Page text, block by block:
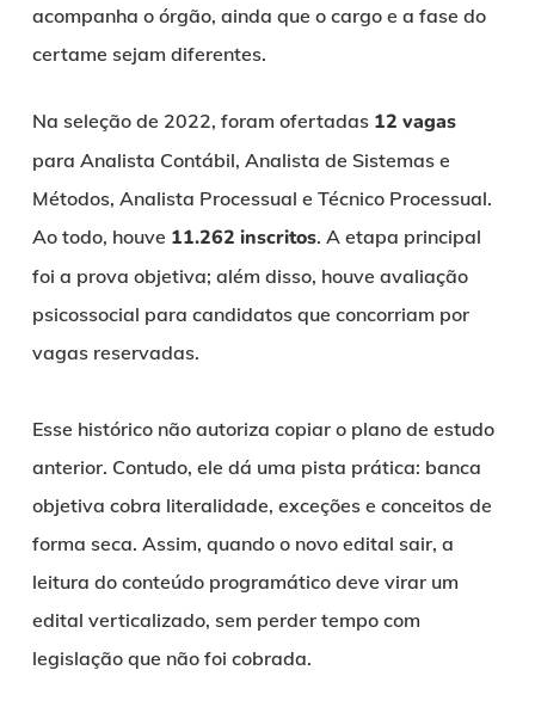
acompanha o órgão, ainda que o cargo e a fase do
certame sejam diferentes.
Na seleção de 2022, foram ofertadas 12 vagas
para Analista Contábil, Analista de Sistemas e
Métodos, Analista Processual e Técnico Processual.
Ao todo, houve 11.262 inscritos. A etapa principal
foi a prova objetiva; além disso, houve avaliação
psicossocial para candidatos que concorriam por
vagas reservadas.
Esse histórico não autoriza copiar o plano de estudo
anterior. Contudo, ele dá uma pista prática: banca
objetiva cobra literalidade, exceções e conceitos de
forma seca. Assim, quando o novo edital sair, a
leitura do conteúdo programático deve virar um
edital verticalizado, sem perder tempo com
legislação que não foi cobrada.